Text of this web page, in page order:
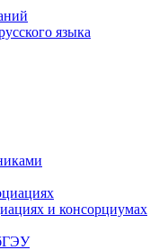
языка
и консорциумах